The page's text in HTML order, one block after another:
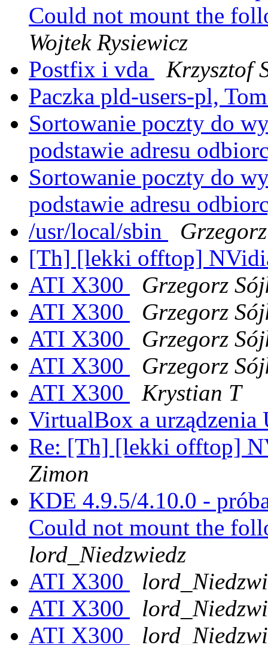
Could not mount the
Wojtek Rysiewicz
Postfix i vda
Krzysztof
Paczka pld-users-pl,
Sortowanie poczty do
podstawie adresu
Sortowanie poczty do
podstawie adresu
/usr/local/sbin
[Th] [lekki offtop]
ATI X300
Grzegorz
ATI X300
Grzegorz
ATI X300
Grzegorz
ATI X300
Grzegorz
ATI X300
Krystian T
VirtualBox a
Re: [Th] [lekki offtop]
Zimon
KDE 4.9.5/4.10.0 -
Could not mount the
lord_Niedzwiedz
ATI X300
ATI X300
ATI X300